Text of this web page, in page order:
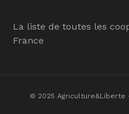
La liste de toutes les
France
© 2025 Agriculture&Liberte